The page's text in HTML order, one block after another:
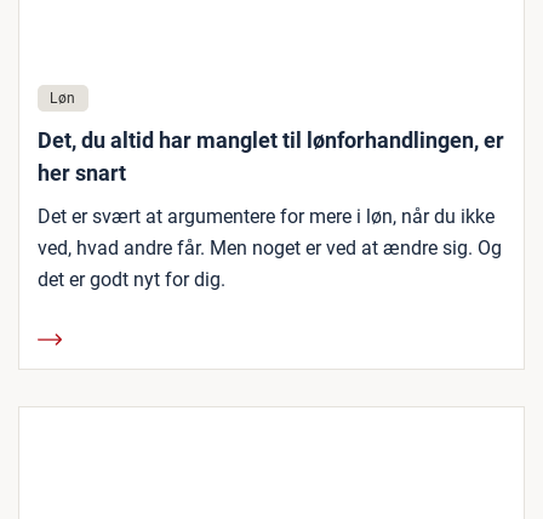
Løn
Det, du altid har manglet til lønforhandlingen, er
her snart
Det er svært at argumentere for mere i løn, når du ikke
ved, hvad andre får. Men noget er ved at ændre sig. Og
det er godt nyt for dig.